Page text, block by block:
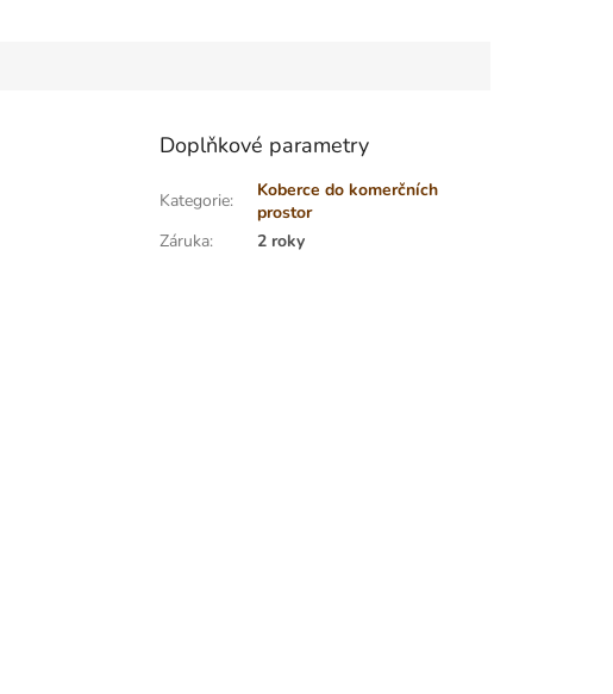
Doplňkové parametry
Kategorie:
Koberce do komerčních
prostor
Záruka: 2 roky